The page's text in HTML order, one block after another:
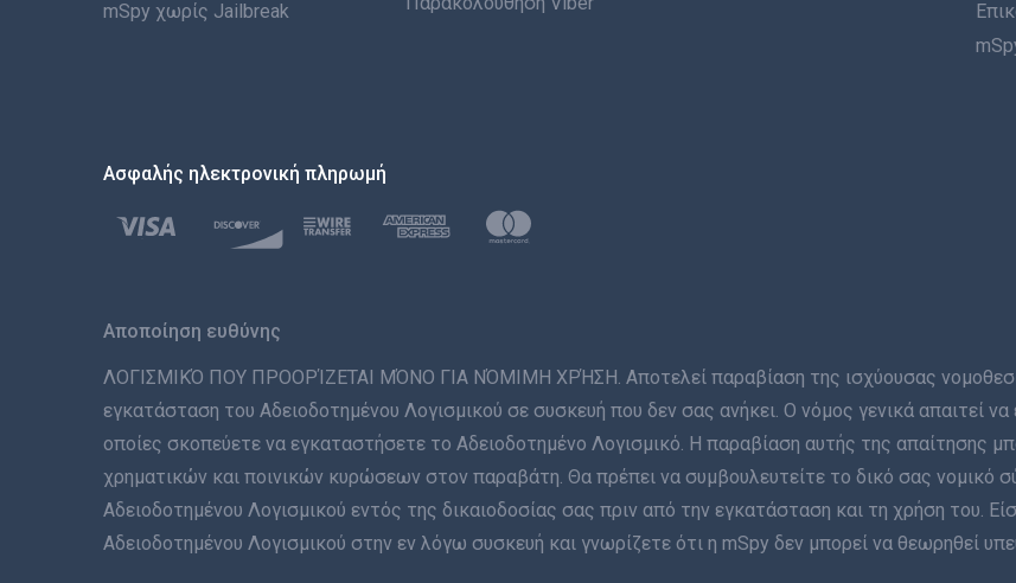
mSpy χωρίς Jailbreak
Ασφαλής ηλεκτρονική πληρωμή
Αποποίηση ευθύνης
ΛΟΓΙΣΜΙΚΌ ΠΟΥ ΠΡΟΟΡΊΖΕΤΑΙ ΜΌΝΟ ΓΙΑ ΝΌΜΙΜΗ ΧΡΉΣΗ. Αποτελεί παραβίαση της ισχύουσας
εγκατάσταση του Αδειοδοτημένου Λογισμικού σε συσκευή που δεν σας ανήκει. Ο νόμος γενικά απαιτεί
οποίες σκοπεύετε να εγκαταστήσετε το Αδειοδοτημένο Λογισμικό. Η παραβίαση αυτής της απαίτησης
χρηματικών και ποινικών κυρώσεων στον παραβάτη. Θα πρέπει να συμβουλευτείτε το δικό σας νομικό
Αδειοδοτημένου Λογισμικού εντός της δικαιοδοσίας σας πριν από την εγκατάσταση και τη χρήση του.
Αδειοδοτημένου Λογισμικού στην εν λόγω συσκευή και γνωρίζετε ότι η mSpy δεν μπορεί να θεωρηθεί